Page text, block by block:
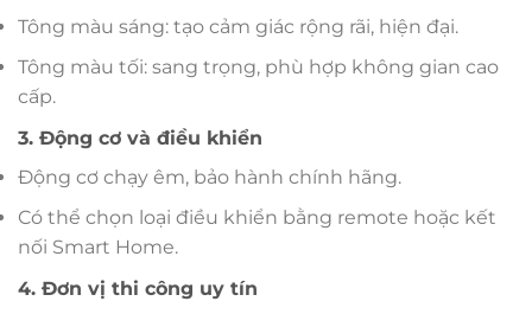
Tông màu sáng: tạo cảm giác rộng rãi, hiện đại.
Tông màu tối: sang trọng, phù hợp không gian cao
cấp.
3. Động cơ và điều khiển
Động cơ chạy êm, bảo hành chính hãng.
Có thể chọn loại điều khiển bằng remote hoặc kết
nối Smart Home.
4. Đơn vị thi công uy tín